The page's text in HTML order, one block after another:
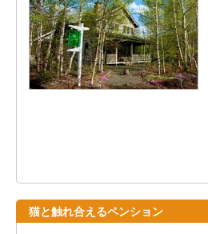
猫と触れ合えるペンション